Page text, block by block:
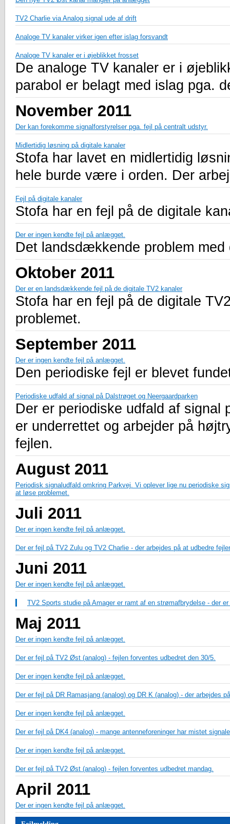
TV2 Charlie via Analog signal ude af drift
Analoge TV kanaler virker igen efter islag forsvandt
Analoge TV kanaler er i øjeblikket frosset
De analoge TV kanaler er i
parabol er belagt med islag pga.
November 2011
Der kan forekomme signalforstyrelser pga. fejl på centralt udstyr.
Midlertidig løsning på digitale kanaler
Stofa har lavet en midlertidig
hele burde være i orden. Der
Fejl på digitale kanaler
Stofa har en fejl på de digitale
Der er ingen kendte fejl på anlægget.
Det landsdækkende problem
Oktober 2011
Der er en landsdækkende fejl på de digitale TV2 kanaler
Stofa har en fejl på de digitale
problemet.
September 2011
Der er ingen kendte fejl på anlægget.
Den periodiske fejl er blevet
Periodiske udfald af signal på Dalstrøget og Neergaardparken
Der er periodiske udfald af signal
er underrettet og arbejder på
fejlen.
August 2011
Periodisk signaludfald omkring Parkvej. Vi oplever lige nu periodiske
at løse problemet.
Juli 2011
Der er ingen kendte fejl på anlægget.
Der er fejl på TV2 Zulu og TV2 Charlie - der arbejdes på at udbedre
Juni 2011
Der er ingen kendte fejl på anlægget.
TV2 Sports studie på Amager er ramt af en strømafbrydelse - der
Maj 2011
Der er ingen kendte fejl på anlægget.
Der er fejl på TV2 Øst (analog) - fejlen forventes udbedret den 30/5.
Der er ingen kendte fejl på anlægget.
Der er fejl på DR Ramasjang (analog) og DR K (analog) - der arbejdes
Der er ingen kendte fejl på anlægget.
Der er fejl på DK4 (analog) - mange antenneforeninger har mistet
Der er ingen kendte fejl på anlægget.
Der er fejl på TV2 Øst (analog) - fejlen forventes udbedret mandag.
April 2011
Der er ingen kendte fejl på anlægget.